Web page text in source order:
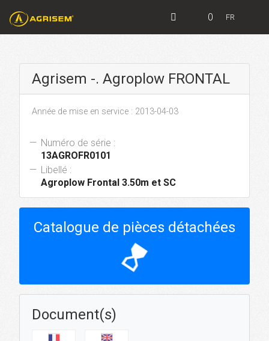
0 FR
Agrisem -. Agroplow FRONTAL
Année de mise en service : 2013-04-03
Numéro de série :
13AGROFR0101
Libellé :
Agroplow Frontal 3.50m et SC
Catalogue de pièces détachées
hourglass_top
Document(s)